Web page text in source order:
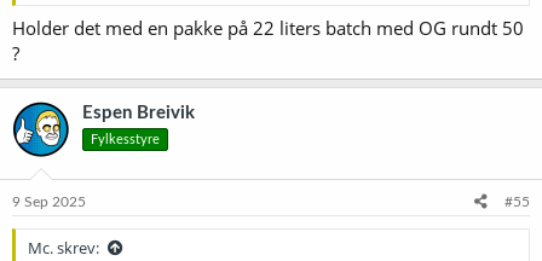
Holder det med en pakke på 22 liters batch med OG rundt 50
?
Espen Breivik
Fylkesstyre
9 Sep 2025 #55
Mc. skrev: